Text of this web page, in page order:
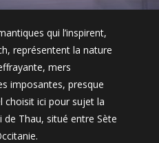
qui l’inspirent,
représentent la nature
mers
imposantes, presque
choisit ici pour sujet la
de Thau, situé entre Sète